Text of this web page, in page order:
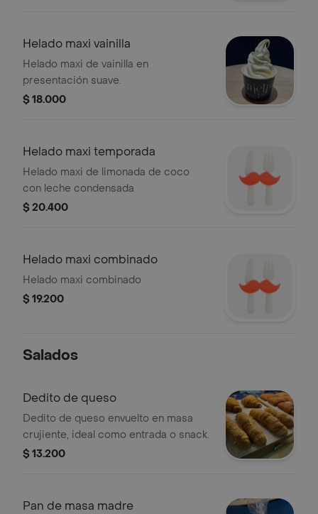
Helado maxi vainilla
Helado maxi de vainilla en
presentación suave.
$ 18.000
Helado maxi temporada
Helado maxi de limonada de coco
con leche condensada
$ 20.400
Helado maxi combinado
Helado maxi combinado
$ 19.200
Salados
Dedito de queso
Dedito de queso envuelto en masa
crujiente, ideal como entrada o snack.
$ 13.200
Pan de masa madre